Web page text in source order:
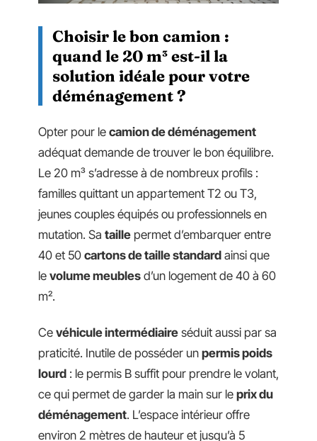
Choisir le bon camion :
quand le 20 m³ est-il la
solution idéale pour votre
déménagement ?
Opter pour le camion de déménagement
adéquat demande de trouver le bon équilibre.
Le 20 m³ s’adresse à de nombreux profils :
familles quittant un appartement T2 ou T3,
jeunes couples équipés ou professionnels en
mutation. Sa taille permet d’embarquer entre
40 et 50 cartons de taille standard ainsi que
le volume meubles d’un logement de 40 à 60
m².
Ce véhicule intermédiaire séduit aussi par sa
praticité. Inutile de posséder un permis poids
lourd : le permis B suffit pour prendre le volant,
ce qui permet de garder la main sur le prix du
déménagement. L’espace intérieur offre
environ 2 mètres de hauteur et jusqu’à 5